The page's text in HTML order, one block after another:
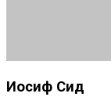
Иосиф Сид